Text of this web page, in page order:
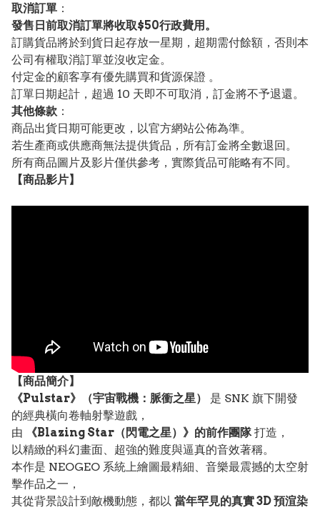
取消訂單 ：
發售日前取消訂單將收取$50行政費用。
訂購貨品將於到貨日起存放一星期，超期需付餘額，否則本
公司有權取消訂單並沒收定金。
付定金的顧客享有優先購買和貨源保證 。
訂單日期起計，超過 10 天即不可取消，訂金將不予退還。
其他條款 ：
商品出貨日期可能更改，以官方網站公佈為準。
若生產商或供應商無法提供貨品，所有訂金將全數退回。
所有商品圖片及影片僅供參考，實際貨品可能略有不同。
【商品影片】
【商品簡介】
《Pulstar》（宇宙戰機：脈衝之星）
是 SNK 旗下開發
的經典橫向卷軸射擊遊戲，
由
《Blazing Star（閃電之星）》的前作團隊打造，
以精緻的科幻畫面、超強的難度與逼真的音效著稱。
本作是 NEOGEO 系統上繪圖最精細、音樂最震撼的太空射
擊作品之一，
其從背景設計到敵機動態，都以 當年罕見的真實 3D 預渲染